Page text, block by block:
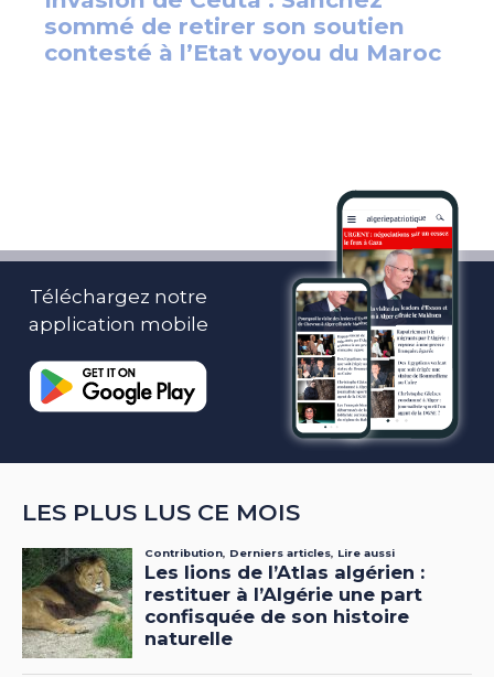
Téléchargez notre
application mobile
LES PLUS LUS CE MOIS